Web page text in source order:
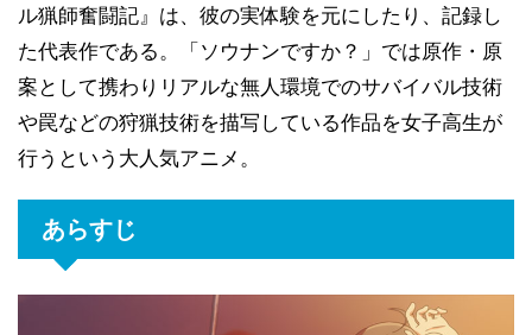
ル猟師奮闘記』は、彼の実体験を元にしたり、記録し
た代表作である。「ソウナンですか？」では原作・原
案として携わりリアルな無人環境でのサバイバル技術
や罠などの狩猟技術を描写している作品を女子高生が
行うという大人気アニメ。
あらすじ